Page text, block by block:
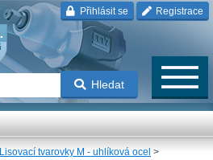
Přihlásit se Registrace
Hledat
Lisovací tvarovky M - uhlíková ocel >